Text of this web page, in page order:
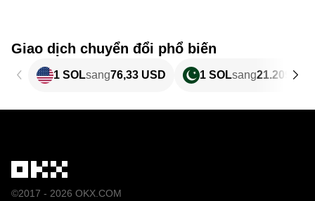
Giao dịch chuyển đổi phổ biến
1 SOLsang76,33 USD 1 SOLsang21.209,78
©2017 - 2026 OKX.COM